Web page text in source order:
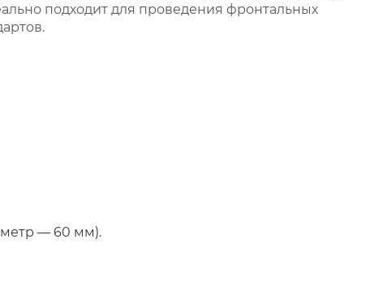
подходит для проведения фронтальных
— 60 мм).